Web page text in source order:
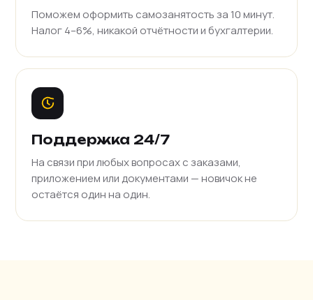
Поможем оформить самозанятость за 10 минут.
Налог 4–6%, никакой отчётности и бухгалтерии.
Поддержка 24/7
На связи при любых вопросах с заказами,
приложением или документами — новичок не
остаётся один на один.